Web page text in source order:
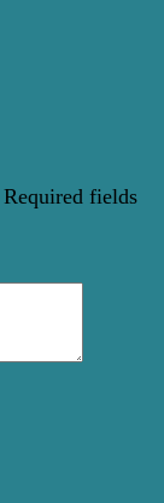
Required fields